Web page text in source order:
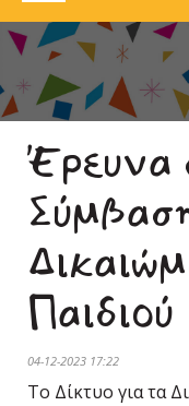
Έρευνα
Παιδιού
04-12-2023 17:22
Το Δίκτυο για τα